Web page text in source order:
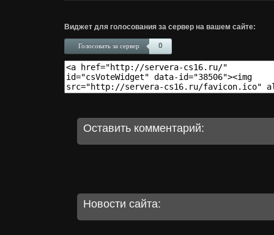
Виджет для голосования за сервер на вашем сайте:
0
Голосовать за сервер
Оставить комментарий:
Новости сайта: